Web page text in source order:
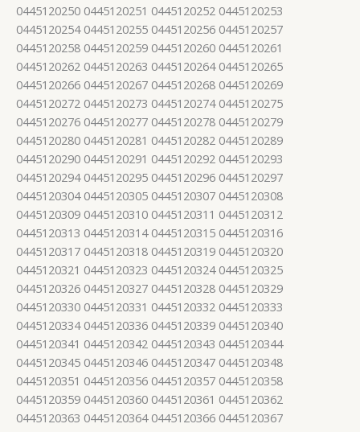
0445120250 0445120251 0445120252 0445120253
0445120254 0445120255 0445120256 0445120257
0445120258 0445120259 0445120260 0445120261
0445120262 0445120263 0445120264 0445120265
0445120266 0445120267 0445120268 0445120269
0445120272 0445120273 0445120274 0445120275
0445120276 0445120277 0445120278 0445120279
0445120280 0445120281 0445120282 0445120289
0445120290 0445120291 0445120292 0445120293
0445120294 0445120295 0445120296 0445120297
0445120304 0445120305 0445120307 0445120308
0445120309 0445120310 0445120311 0445120312
0445120313 0445120314 0445120315 0445120316
0445120317 0445120318 0445120319 0445120320
0445120321 0445120323 0445120324 0445120325
0445120326 0445120327 0445120328 0445120329
0445120330 0445120331 0445120332 0445120333
0445120334 0445120336 0445120339 0445120340
0445120341 0445120342 0445120343 0445120344
0445120345 0445120346 0445120347 0445120348
0445120351 0445120356 0445120357 0445120358
0445120359 0445120360 0445120361 0445120362
0445120363 0445120364 0445120366 0445120367